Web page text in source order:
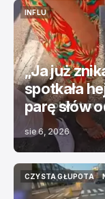
INFLU
INFLU
„Ja już
spotkała
parę słów
sie 6, 2026
CZYSTA GŁUPOTA
CZYSTA GŁUPOTA